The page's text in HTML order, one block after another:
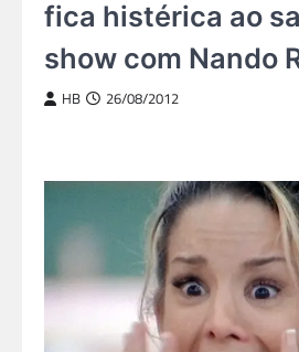
fica histérica ao
show com Nando
HB 26/08/2012